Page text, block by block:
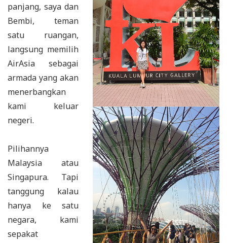
panjang, saya dan
Bembi, teman
satu ruangan,
langsung memilih
AirAsia sebagai
armada yang akan
menerbangkan
kami keluar
negeri.
Pilihannya
Malaysia atau
Singapura. Tapi
tanggung kalau
hanya ke satu
negara, kami
sepakat